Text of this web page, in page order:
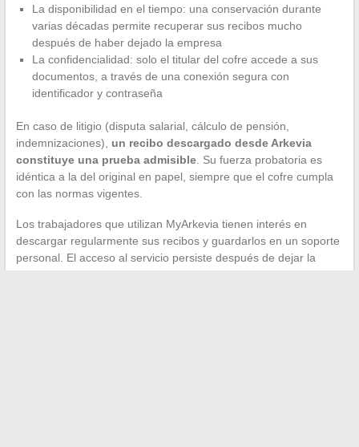
La disponibilidad en el tiempo: una conservación durante
varias décadas permite recuperar sus recibos mucho
después de haber dejado la empresa
La confidencialidad: solo el titular del cofre accede a sus
documentos, a través de una conexión segura con
identificador y contraseña
En caso de litigio (disputa salarial, cálculo de pensión,
indemnizaciones), un recibo descargado desde Arkevia
constituye una prueba admisible. Su fuerza probatoria es
idéntica a la del original en papel, siempre que el cofre cumpla
con las normas vigentes.
Los trabajadores que utilizan MyArkevia tienen interés en
descargar regularmente sus recibos y guardarlos en un soporte
personal. El acceso al servicio persiste después de dejar la